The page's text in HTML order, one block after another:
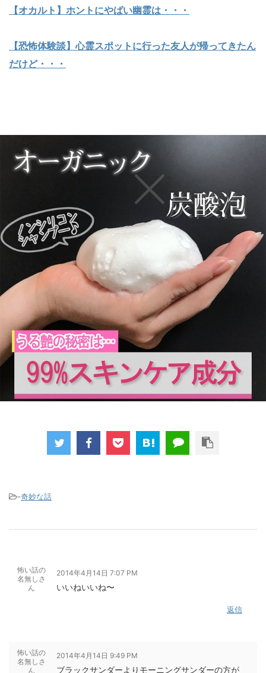
【オカルト】ホントにやばい幽霊は・・・
【恐怖体験談】心霊スポットに行った友人が帰ってきたん
だけど・・・
-奇妙な話
怖い話の
名無しさ
ん
2014年4月14日 7:07 PM
いいねいいね〜
返信
怖い話の
名無しさ
ん
2014年4月14日 9:49 PM
ブラックサンダーよりモーニングサンダーの方が